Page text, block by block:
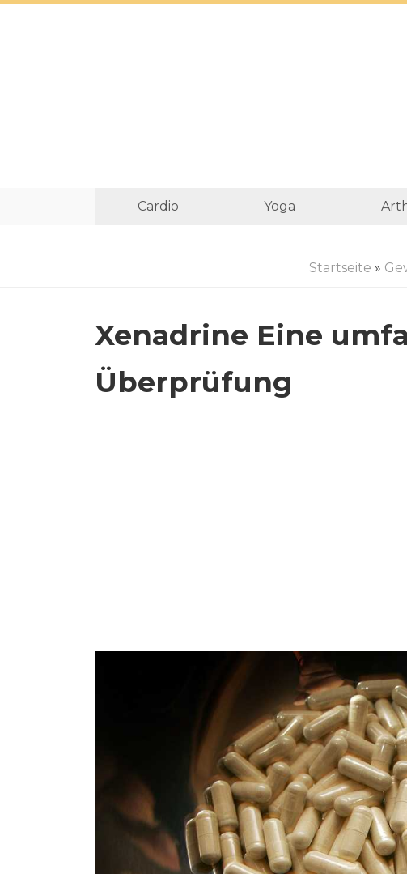
Cardio Yoga
Startseite »
Xenadrine Eine
Überprüfung